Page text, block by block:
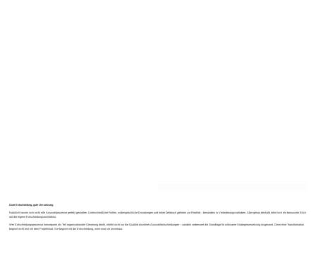
Gute Entscheidung, gute Umsetzung
Natürlich lassen sich nicht alle Auswahlprozesse perfekt gestalten. Unterschiedliche Rollen, widersprüchliche Erwartungen und hoher Zeitdruck gehören zur Realität – besonders in Veränderungsvorhaben. Aber genau deshalb lohnt sich ein bewusster Blick
auf die eigene Entscheidungsarchitektur.
Wer Entscheidungsprozesse konsequent als Teil organisationaler Steuerung denkt, erhöht nicht nur die Qualität einzelner Auswahlentscheidungen – sondern verbessert die Grundlage für wirksame Strategieumsetzung insgesamt. Denn eine Transformation
beginnt nicht erst mit dem Projektstart. Sie beginnt mit der Entscheidung, wem man sie anvertraut.